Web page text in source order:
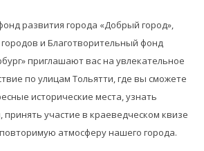
развития города «Добрый город»,
и Благотворительный фонд
приглашают вас на увлекательное
по улицам Тольятти, где вы сможете
исторические места, узнать
участие в краеведческом квизе
атмосферу нашего города.